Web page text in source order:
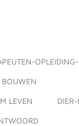
BOUWEN
LEVEN